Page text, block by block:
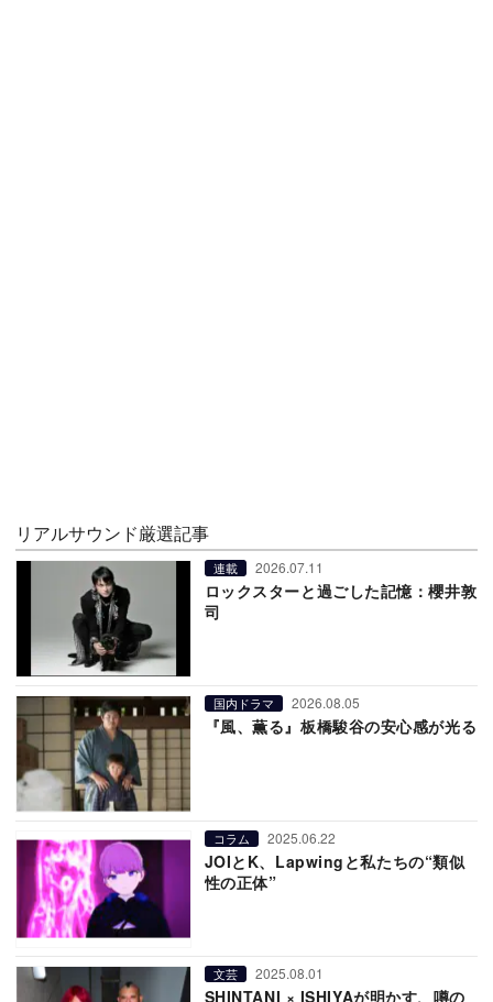
リアルサウンド厳選記事
連載 2026.07.11
ロックスターと過ごした記憶：櫻井敦
司
国内ドラマ 2026.08.05
『風、薫る』板橋駿谷の安心感が光る
コラム 2025.06.22
JOIとK、Lapwingと私たちの“類似
性の正体”
文芸 2025.08.01
SHINTANI × ISHIYAが明かす、噂の